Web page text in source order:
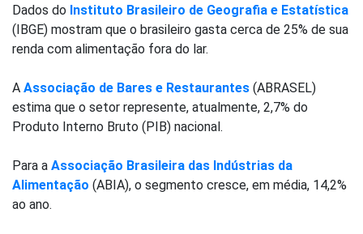
Dados do Instituto Brasileiro de Geografia e Estatística
(IBGE) mostram que o brasileiro gasta cerca de 25% de sua
renda com alimentação fora do lar.
A Associação de Bares e Restaurantes (ABRASEL)
estima que o setor represente, atualmente, 2,7% do
Produto Interno Bruto (PIB) nacional.
Para a Associação Brasileira das Indústrias da
Alimentação (ABIA), o segmento cresce, em média, 14,2%
ao ano.